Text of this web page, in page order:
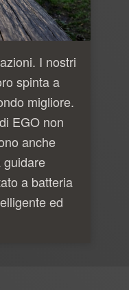
I nostri
spinta a
migliore.
EGO non
anche
guidare
a batteria
ed